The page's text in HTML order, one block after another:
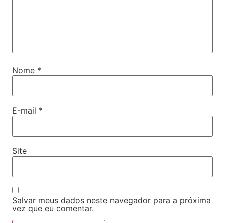
Nome *
E-mail *
Site
Salvar meus dados neste navegador para a próxima
vez que eu comentar.